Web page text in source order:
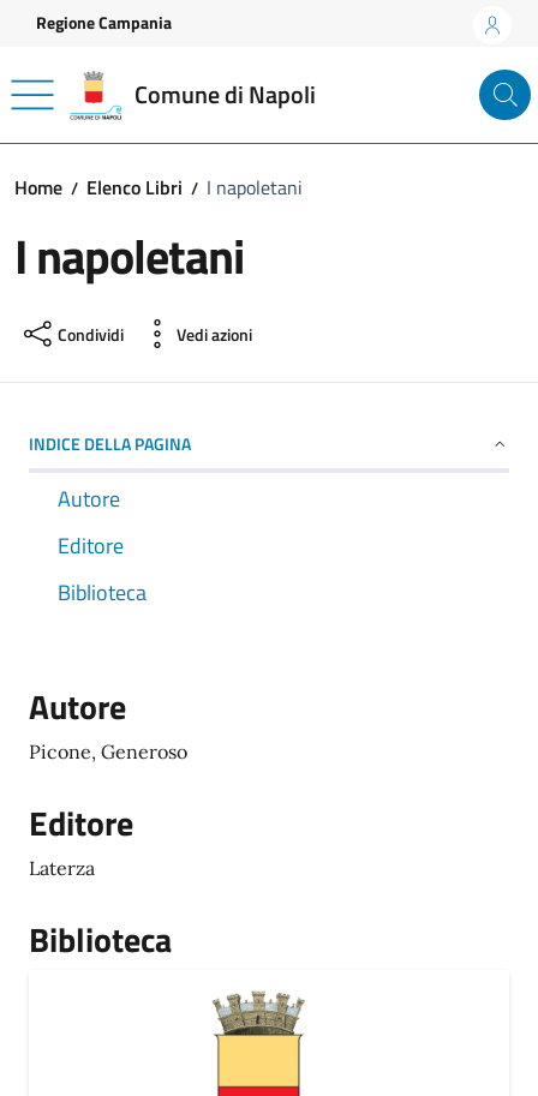
Vai ai contenuti
Vai al footer
Regione Campania
Comune di Napoli
Home Elenco Libri I napoletani
I napoletani
Condividi Vedi azioni
INDICE DELLA PAGINA
Autore
Editore
Biblioteca
Autore
Picone, Generoso
Editore
Laterza
Biblioteca